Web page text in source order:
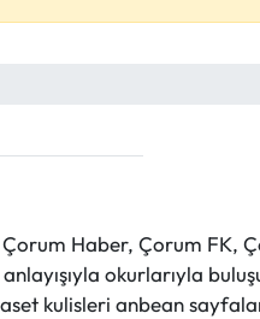
Haber, Çorum FK,
anlayışıyla okurlarıyla
kulisleri anbean